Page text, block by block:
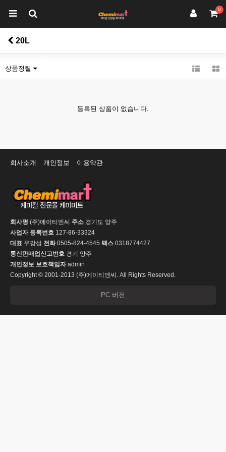
0
20L
상품정렬
등록된 상품이 없습니다.
회사소개 개인정보 이용약관
회사명 (주)에이티엔씨 주소 경기도 양주
사업자 등록번호 127-86-33324
대표 우강섭 전화0505-824-4545 팩스 0318774427
통신판매업신고번호 경기 양주
개인정보 보호책임자admin
Copyright © 2001-2013 (주)에이티엔씨. All Rights Reserved.
PC 버전